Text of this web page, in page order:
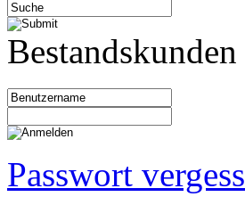
Passwort